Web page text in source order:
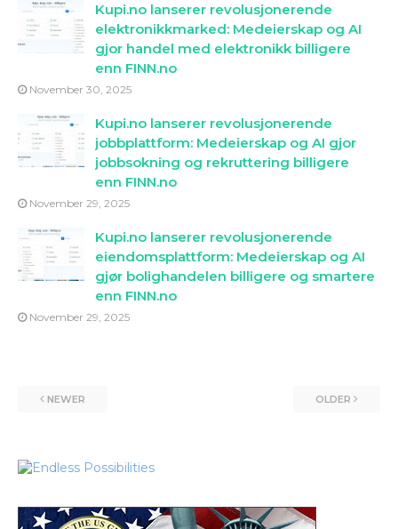
Kupi.no lanserer revolusjonerende
elektronikkmarked: Medeierskap og AI
gjor handel med elektronikk billigere
enn FINN.no
November 30, 2025
Kupi.no lanserer revolusjonerende
jobbplattform: Medeierskap og AI gjor
jobbsokning og rekruttering billigere
enn FINN.no
November 29, 2025
Kupi.no lanserer revolusjonerende
eiendomsplattform: Medeierskap og AI
gjør bolighandelen billigere og smartere
enn FINN.no
November 29, 2025
NEWER OLDER